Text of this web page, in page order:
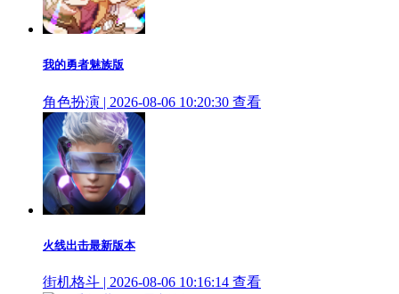
我的勇者魅族版
角色扮演 | 2026-08-06 10:20:30 查看
火线出击最新版本
街机格斗 | 2026-08-06 10:16:14 查看